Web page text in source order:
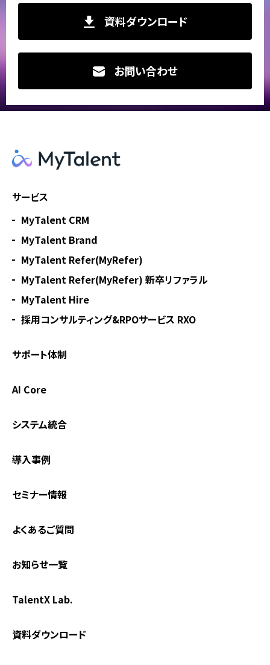
資料ダウンロード
お問い合わせ
サービス
MyTalent CRM
MyTalent Brand
MyTalent Refer(MyRefer)
MyTalent Refer(MyRefer) 新卒リファラル
MyTalent Hire
採用コンサルティング&RPOサービス RXO
サポート体制
AI Core
システム統合
導入事例
セミナー情報
よくあるご質問
お知らせ一覧
TalentX Lab.
資料ダウンロード